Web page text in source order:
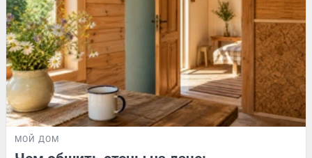
МОЙ ДОМ